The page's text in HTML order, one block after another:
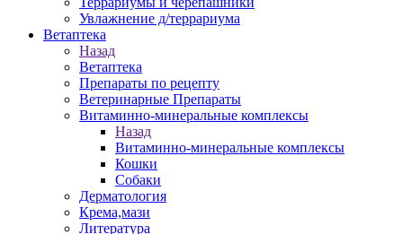
Увлажнение д/террариума
Ветаптека
Назад
Ветаптека
Препараты по рецепту
Ветеринарные Препараты
Витаминно-минеральные комплексы
Назад
Витаминно-минеральные комплексы
Кошки
Собаки
Дерматология
Крема,мази
Литература